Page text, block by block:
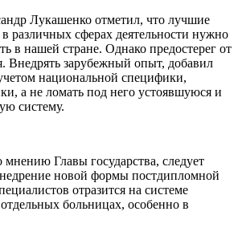
Лукашенко отметил, что лучшие
различных сферах деятельности нужно
в нашей стране. Однако предостерег от
Внедрять зарубежный опыт, добавил
национальной специфики,
а не ломать под него устоявшуюся и
систему.
Главы государства, следует
новой формы постдипломной
отразится на системе
больницах, особенно в